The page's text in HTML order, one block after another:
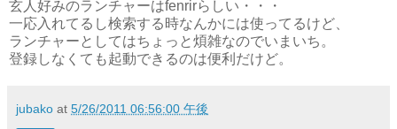
玄人好みのランチャーはfenrirらしい・・・
一応入れてるし検索する時なんかには使ってるけど、
ランチャーとしてはちょっと煩雑なのでいまいち。
登録しなくても起動できるのは便利だけど。
jubako at 5/26/2011 06:56:00 午後